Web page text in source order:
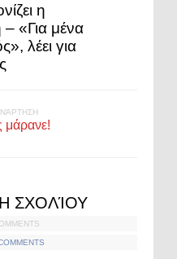
η
«Για μένα
λέει για
μάρανε!
ΣΧΟΛΊΟΥ